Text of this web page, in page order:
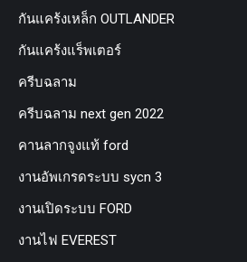
กันแคร้งเหล็ก OUTLANDER
กันแคร้งแร็พเตอร์
ครีบฉลาม
ครีบฉลาม next gen 2022
คานลากจูงแท้ ford
งานอัพเกรดระบบ sycn 3
งานเปิดระบบ FORD
งานไฟ EVEREST